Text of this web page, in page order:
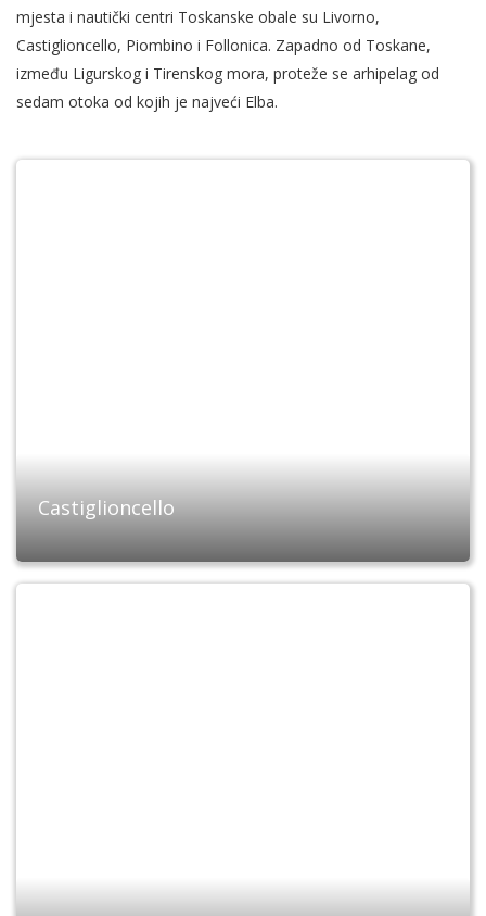
mjesta i nautički centri Toskanske obale su Livorno,
Castiglioncello, Piombino i Follonica. Zapadno od Toskane,
između Ligurskog i Tirenskog mora, proteže se arhipelag od
sedam otoka od kojih je najveći Elba.
Castiglioncello